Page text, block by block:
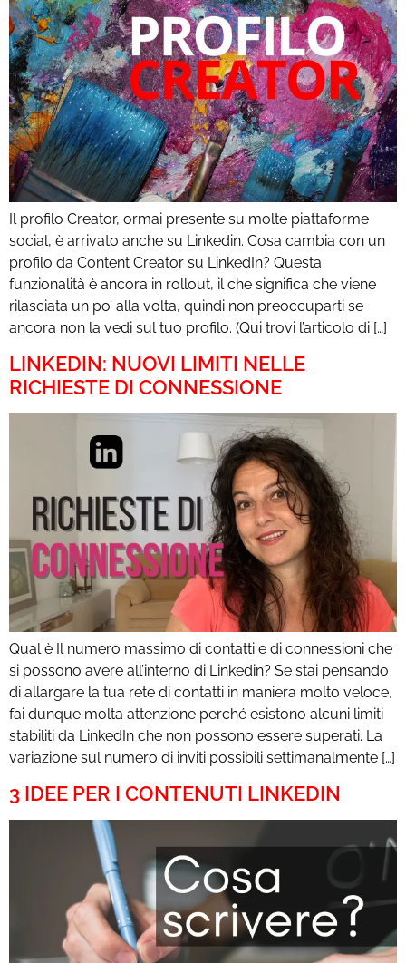
Il profilo Creator, ormai presente su molte piattaforme
social, è arrivato anche su Linkedin. Cosa cambia con un
profilo da Content Creator su LinkedIn? Questa
funzionalità è ancora in rollout, il che significa che viene
rilasciata un po’ alla volta, quindi non preoccuparti se
ancora non la vedi sul tuo profilo. (Qui trovi l’articolo di […]
LINKEDIN: NUOVI LIMITI NELLE
RICHIESTE DI CONNESSIONE
Qual è Il numero massimo di contatti e di connessioni che
si possono avere all’interno di Linkedin? Se stai pensando
di allargare la tua rete di contatti in maniera molto veloce,
fai dunque molta attenzione perché esistono alcuni limiti
stabiliti da LinkedIn che non possono essere superati. La
variazione sul numero di inviti possibili settimanalmente […]
3 IDEE PER I CONTENUTI LINKEDIN